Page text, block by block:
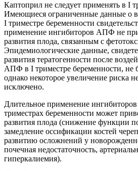
Каптоприл не следует применять в I
Имеющиеся ограниченные данные о
I триместре беременности
применение ингибиторов АПФ не
развития плода, связанным с
Эпидемиологические данные,
развития тератогенности после
АПФ в I триместре беременности, не
однако некоторое увеличение риска
исключено.
Длительное применение
триместрах беременности может
развития плода (снижение функции
замедление оссификации костей
развитию осложнений у
почечная недостаточность,
гиперкалиемия).